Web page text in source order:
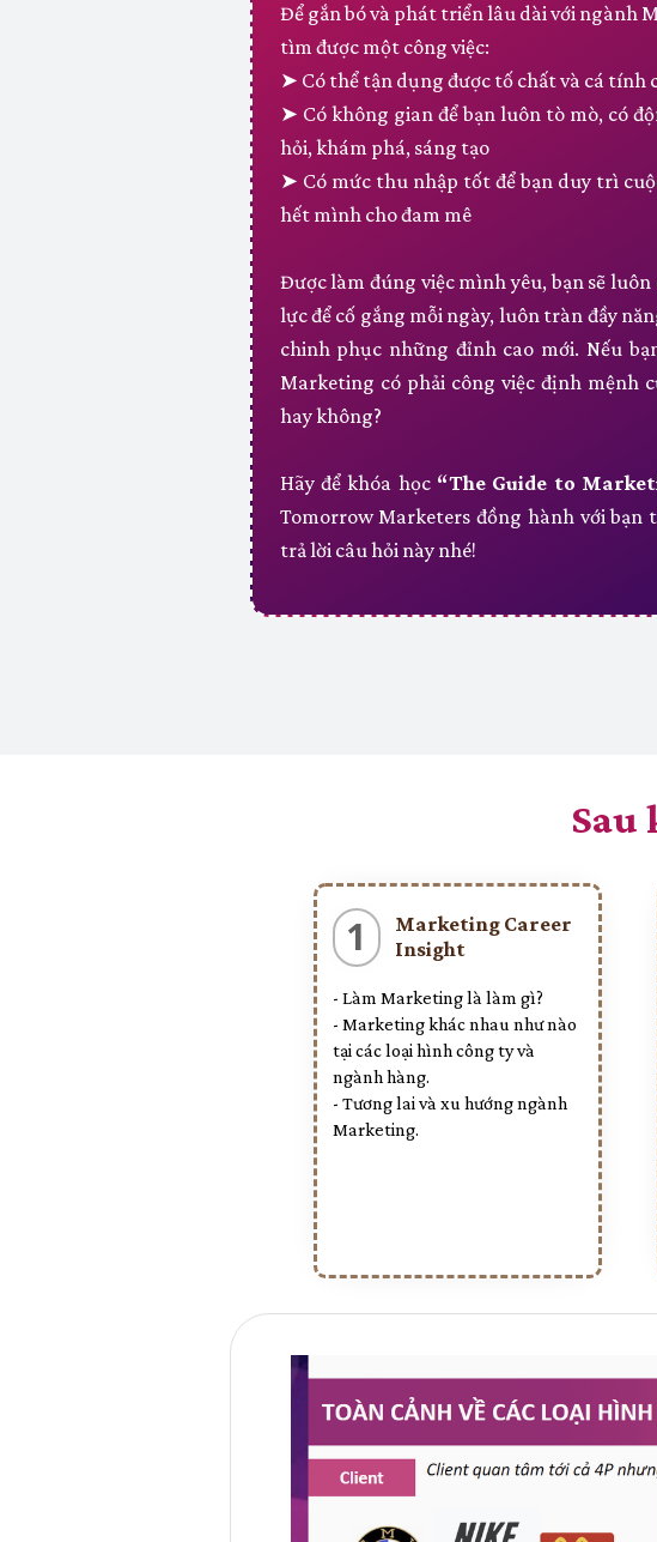
Để gắn bó và phát triển lâu dài với ngành
tìm được một công việc:
➤ Có thể tận dụng được tố chất và cá tính
➤ Có không gian để bạn luôn tò mò, có
hỏi, khám phá, sáng tạo
➤ Có mức thu nhập tốt để bạn duy trì
hết mình cho đam mê
Được làm đúng việc mình yêu, bạn sẽ luôn
lực để cố gắng mỗi ngày, luôn tràn đầy
chinh phục những đỉnh cao mới. Nếu
Marketing có phải công việc định mệnh
hay không?
Hãy để khóa học “The Guide to
Tomorrow Marketers đồng hành với bạn
trả lời câu hỏi này nhé!
Sau
Marketing Career
Insight
- Làm Marketing là làm gì?
- Marketing khác nhau như nào
tại các loại hình công ty và
ngành hàng.
- Tương lai và xu hướng ngành
Marketing.
1